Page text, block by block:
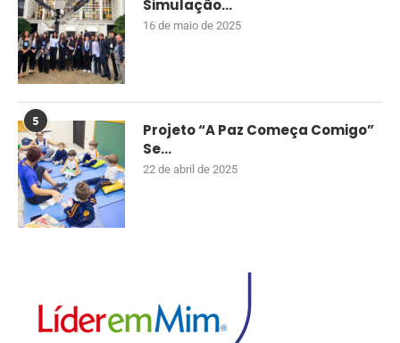
Simulação...
16 de maio de 2025
5
Projeto “A Paz Começa Comigo”
Se...
22 de abril de 2025